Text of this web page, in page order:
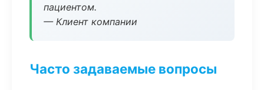
пациентом.
— Клиент компании
Часто задаваемые вопросы